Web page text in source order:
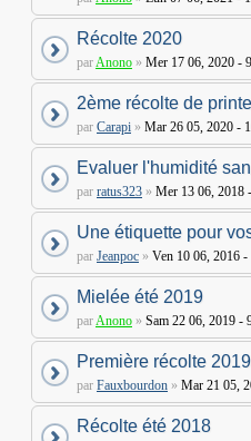
Récolte 2020
parAnono » Mer 17 06, 2020 -
2ème récolte de
par Carapi » Mar 26 05, 2020 -
Evaluer l'humidité
par ratus323 » Mer 13 06, 2018
Une étiquette pour
par Jeanpoc » Ven 10 06, 2016 -
Mielée été 2019
parAnono » Sam 22 06, 2019 -
Première récolte
par Fauxbourdon » Mar 21 05,
Récolte été 2018